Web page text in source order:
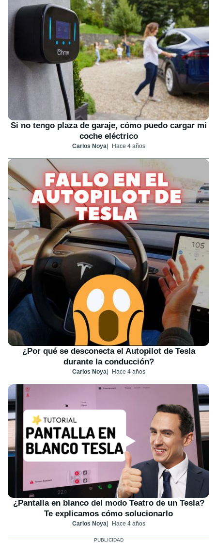
Si no tengo plaza de garaje, cómo puedo cargar mi
coche eléctrico
Carlos Noya Hace 4 años
¿Por qué se desconecta el Autopilot de Tesla
durante la conducción?
Carlos Noya Hace 4 años
¿Pantalla en blanco del modo Teatro de un Tesla?
Te explicamos cómo solucionarlo
Carlos Noya Hace 4 años